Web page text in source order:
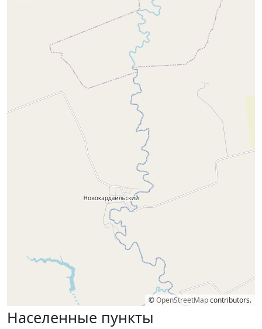
©OpenStreetMapcontributors.
Населенные пункты